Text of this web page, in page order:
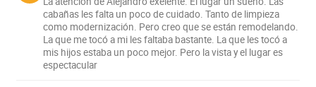
cabañas les falta un poco de cuidado. Tanto de limpieza
como modernización. Pero creo que se están remodelando.
La que me tocó a mi les faltaba bastante. La que les tocó a
mis hijos estaba un poco mejor. Pero la vista y el lugar es
espectacular